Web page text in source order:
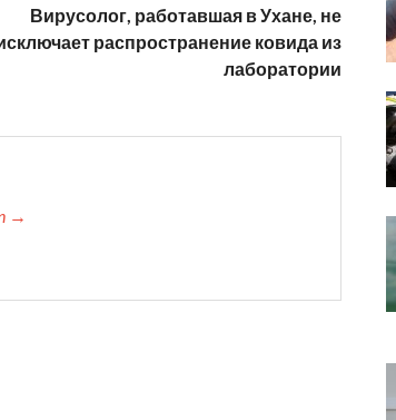
Вирусолог, работавшая в Ухане, не
распространение ковида из
лаборатории
→